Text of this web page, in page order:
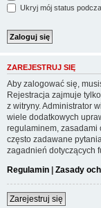
Ukryj mój status
ZAREJESTRUJ SIĘ
Aby zalogować się,
Rejestracja zajmuje
z witryny. Administrator
wiele dodatkowych
regulaminem, zasadami
często zadawane
zagadnień dotyczących
Regulamin | Zasady
Zarejestruj się